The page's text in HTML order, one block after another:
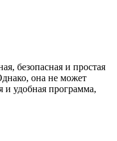
безопасная и простая
она не может
удобная программа,